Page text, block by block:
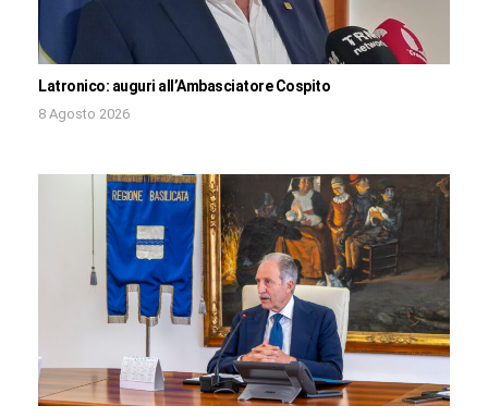
Latronico: auguri all’Ambasciatore Cospito
8 Agosto 2026